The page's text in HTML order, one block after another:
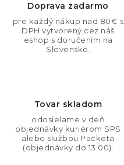
Doprava zadarmo
pre každý nákup nad 80€ s
DPH vytvorený cez náš
eshop s doručením na
Slovensko.
Tovar skladom
odosielame v deň
objednávky kuriérom SPS
alebo službou Packeta
(objednávky do 13:00).